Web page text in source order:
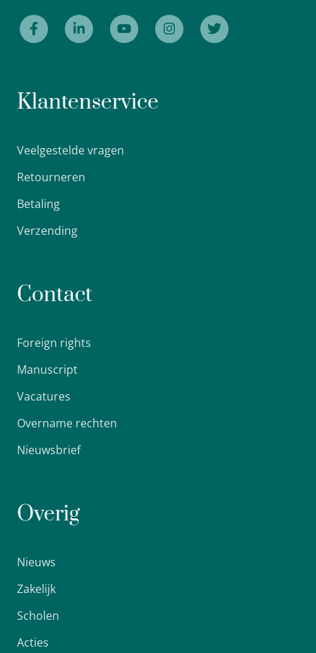
Klantenservice
Veelgestelde vragen
Retourneren
Betaling
Verzending
Contact
Foreign rights
Manuscript
Vacatures
Overname rechten
Nieuwsbrief
Overig
Nieuws
Zakelijk
Scholen
Acties